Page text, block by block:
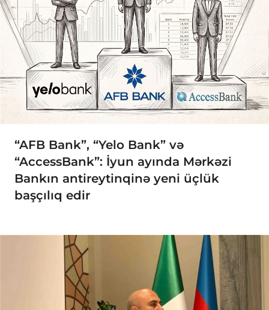
“AFB Bank”, “Yelo Bank” və
“AccessBank”: İyun ayında Mərkəzi
Bankın antireytinqinə yeni üçlük
başçılıq edir